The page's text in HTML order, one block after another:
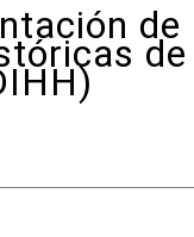
de
de